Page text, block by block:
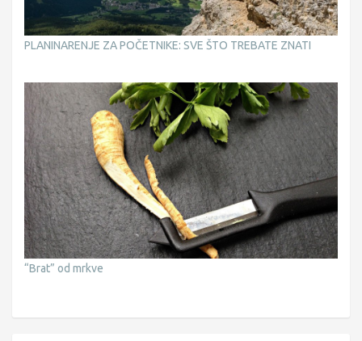
PLANINARENJE ZA POČETNIKE: SVE ŠTO TREBATE ZNATI
“Brat” od mrkve